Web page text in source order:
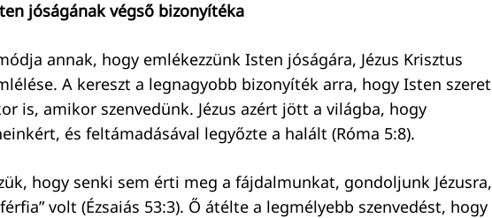
jóságának végső bizonyítéka
annak, hogy emlékezzünk Isten jóságára, Jézus Krisztus
A kereszt a legnagyobb bizonyíték arra, hogy Isten szeret
is, amikor szenvedünk. Jézus azért jött a világba, hogy
és feltámadásával legyőzte a halált (Róma 5:8).
hogy senki sem érti meg a fájdalmunkat, gondoljunk Jézusra,
volt (Ézsaiás 53:3). Ő átélte a legmélyebb szenvedést, hogy